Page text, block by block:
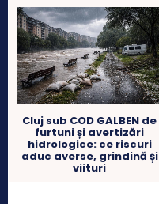
Cluj sub COD GALBEN de
furtuni și avertizări
hidrologice: ce riscuri
aduc averse, grindină și
viituri